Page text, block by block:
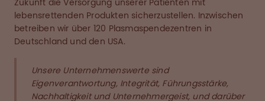
Zukunft die Versorgung unserer Patienten mit
lebensrettenden Produkten sicherzustellen. Inzwischen
betreiben wir über 120 Plasmaspendezentren in
Deutschland und den USA.
Unsere Unternehmenswerte sind
Eigenverantwortung, Integrität, Führungsstärke,
Nachhaltigkeit und Unternehmergeist, und darüber